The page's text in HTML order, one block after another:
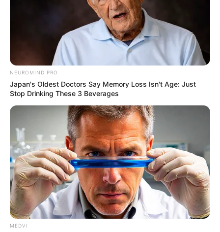
NEUROMIND PRO
Japan's Oldest Doctors Say Memory Loss Isn't Age: Just
Stop Drinking These 3 Beverages
MEDVI